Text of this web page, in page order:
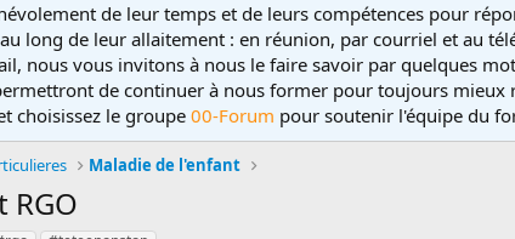
de leur temps et de leurs compétences pour
long de leur allaitement : en réunion, par courriel et au
nous vous invitons à nous le faire savoir par quelques
de continuer à nous former pour toujours mieux
choisissez le groupe 00-Forum pour soutenir l'équipe du
Maladie de l'enfant